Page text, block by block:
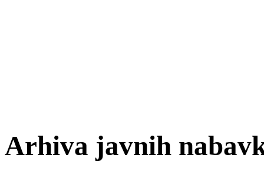
Arhiva javnih